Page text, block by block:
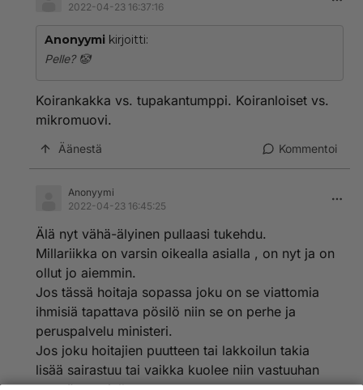
2022-04-23 16:37:16
Anonyymi kirjoitti:
Pelle? 🤡
Koirankakka vs. tupakantumppi. Koiranloiset vs.
mikromuovi.
Äänestä Kommentoi
Anonyymi
2022-04-23 16:45:25
Älä nyt vähä-älyinen pullaasi tukehdu.
Millariikka on varsin oikealla asialla , on nyt ja on
ollut jo aiemmin.
Jos tässä hoitaja sopassa joku on se viattomia
ihmisiä tapattava pösilö niin se on perhe ja
peruspalvelu ministeri.
Jos joku hoitajien puutteen tai lakkoilun takia
lisää sairastuu tai vaikka kuolee niin vastuuhan